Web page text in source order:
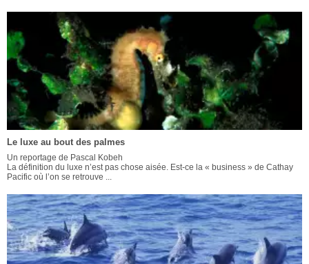
Le luxe au bout des palmes
Un reportage de Pascal Kobeh
La définition du luxe n’est pas chose aisée. Est-ce la « business » de Cathay
Pacific où l’on se retrouve ...